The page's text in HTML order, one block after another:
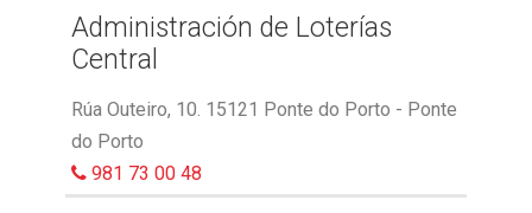
Administración de Loterías
Central
Rúa Outeiro, 10. 15121 Ponte do Porto - Ponte
do Porto
981 73 00 48